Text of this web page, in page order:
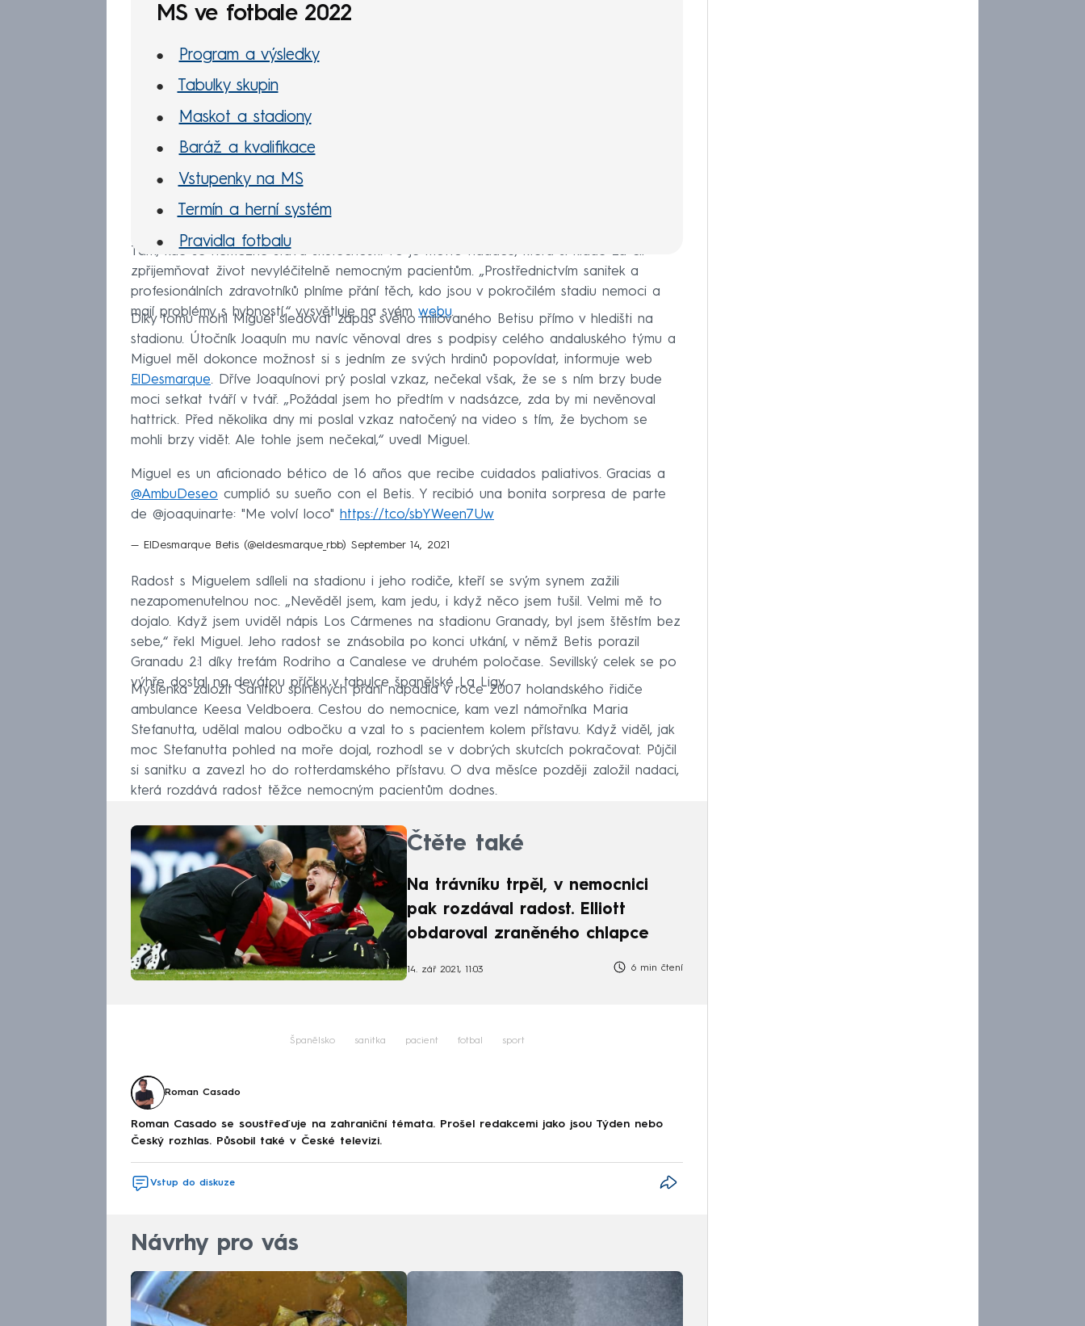
MS ve fotbale 2022
Program a výsledky
Tabulky skupin
Maskot a stadiony
Baráž a kvalifikace
Vstupenky na MS
Termín a herní systém
Pravidla fotbalu
Tam, kde se nemožné stává skutečností. To je motto nadace, která si klade za cíl
zpřijemňovat život nevyléčitelně nemocným pacientům. „Prostřednictvím sanitek a
profesionálních zdravotníků plníme přání těch, kdo jsou v pokročilém stadiu nemoci a
mají problémy s hybností,“ vysvětluje na svém webu.
Díky tomu mohl Miguel sledovat zápas svého milovaného Betisu přímo v hledišti na
stadionu. Útočník Joaquín mu navíc věnoval dres s podpisy celého andaluského týmu a
Miguel měl dokonce možnost si s jedním ze svých hrdinů popovídat, informuje web
ElDesmarque. Dříve Joaquínovi prý poslal vzkaz, nečekal však, že se s ním brzy bude
moci setkat tváří v tvář. „Požádal jsem ho předtím v nadsázce, zda by mi nevěnoval
hattrick. Před několika dny mi poslal vzkaz natočený na video s tím, že bychom se
mohli brzy vidět. Ale tohle jsem nečekal,“ uvedl Miguel.
Miguel es un aficionado bético de 16 años que recibe cuidados paliativos. Gracias a
@AmbuDeseo cumplió su sueño con el Betis. Y recibió una bonita sorpresa de parte
de @joaquinarte: "Me volví loco" https://t.co/sbYWeen7Uw
— ElDesmarque Betis (@eldesmarque_rbb) September 14, 2021
Radost s Miguelem sdíleli na stadionu i jeho rodiče, kteří se svým synem zažili
nezapomenutelnou noc. „Nevěděl jsem, kam jedu, i když něco jsem tušil. Velmi mě to
dojalo. Když jsem uviděl nápis Los Cármenes na stadionu Granady, byl jsem štěstím bez
sebe,“ řekl Miguel. Jeho radost se znásobila po konci utkání, v němž Betis porazil
Granadu 2:1 díky trefám Rodriho a Canalese ve druhém poločase. Sevillský celek se po
výhře dostal na devátou příčku v tabulce španělské La Ligy.
Myšlenka založit Sanitku splněných přání napadla v roce 2007 holandského řidiče
ambulance Keesa Veldboera. Cestou do nemocnice, kam vezl námořníka Maria
Stefanutta, udělal malou odbočku a vzal to s pacientem kolem přístavu. Když viděl, jak
moc Stefanutta pohled na moře dojal, rozhodl se v dobrých skutcích pokračovat. Půjčil
si sanitku a zavezl ho do rotterdamského přístavu. O dva měsíce později založil nadaci,
která rozdává radost těžce nemocným pacientům dodnes.
Čtěte také
Na trávníku trpěl, v nemocnici
pak rozdával radost. Elliott
obdaroval zraněného chlapce
14. zář 2021, 11:03 6 min čtení
Španělsko sanitka pacient fotbal sport
Roman Casado
Roman Casado se soustřeďuje na zahraniční témata. Prošel redakcemi jako jsou Týden nebo
Český rozhlas. Působil také v České televizi.
Vstup do diskuze
Návrhy pro vás